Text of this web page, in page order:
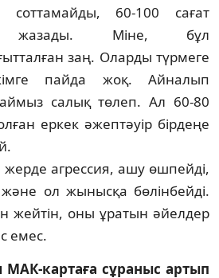
соттамайды, 60-100 сағат
жазады. Міне, бұл
заң. Оларды түрмеге
пайда жоқ. Айналып
салық төлеп. Ал 60-80
ер­кек әжептәуір бірдеңе
жерде агрессия, ашу өш­пейді,
ол жы­нысқа бөлінбейді.
жей­тін, оны ұратын әйелдер
емес.
картаға сұра­ныс артып